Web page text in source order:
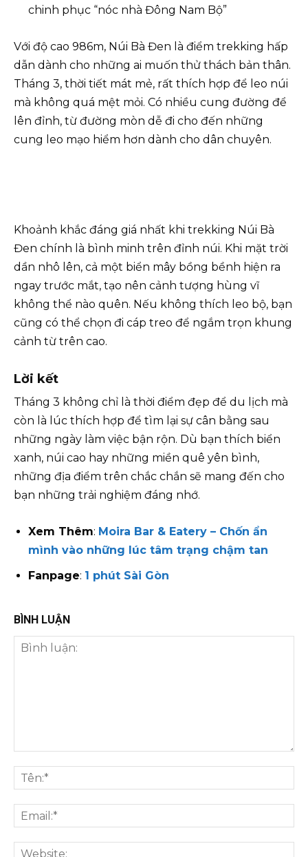
chinh phục “nóc nhà Đông Nam Bộ”
Với độ cao 986m, Núi Bà Đen là điểm trekking hấp
dẫn dành cho những ai muốn thử thách bản thân.
Tháng 3, thời tiết mát mẻ, rất thích hợp để leo núi
mà không quá mệt mỏi. Có nhiều cung đường để
lên đỉnh, từ đường mòn dễ đi cho đến những
cung leo mạo hiểm hơn dành cho dân chuyên.
Khoảnh khắc đáng giá nhất khi trekking Núi Bà
Đen chính là bình minh trên đỉnh núi. Khi mặt trời
dần nhô lên, cả một biển mây bồng bềnh hiện ra
ngay trước mắt, tạo nên cảnh tượng hùng vĩ
không thể nào quên. Nếu không thích leo bộ, bạn
cũng có thể chọn đi cáp treo để ngắm trọn khung
cảnh từ trên cao.
Lời kết
Tháng 3 không chỉ là thời điểm đẹp để du lịch mà
còn là lúc thích hợp để tìm lại sự cân bằng sau
những ngày làm việc bận rộn. Dù bạn thích biển
xanh, núi cao hay những miền quê yên bình,
những địa điểm trên chắc chắn sẽ mang đến cho
bạn những trải nghiệm đáng nhớ.
Xem Thêm: Moira Bar & Eatery – Chốn ẩn
mình vào những lúc tâm trạng chậm tan
Fanpage: 1 phút Sài Gòn
BÌNH LUẬN
luận: